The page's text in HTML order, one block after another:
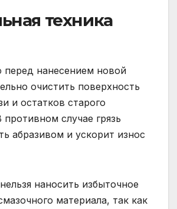
техника
перед нанесением новой
очистить поверхность
и остатков старого
противном случае грязь
абразивом и ускорит износ
наносить избыточное
материала, так как